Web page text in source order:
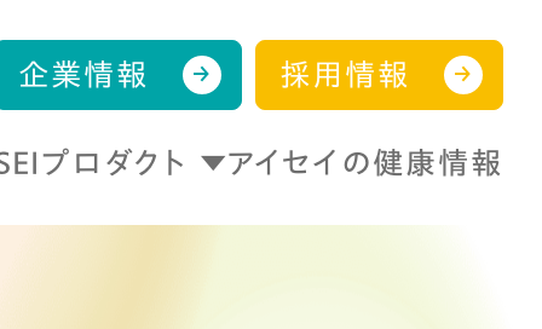
企業情報 採用情報
プロダクト アイセイの健康情報